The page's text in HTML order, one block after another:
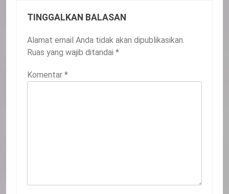
TINGGALKAN BALASAN
Alamat email Anda tidak akan dipublikasikan.
Ruas yang wajib ditandai *
Komentar *